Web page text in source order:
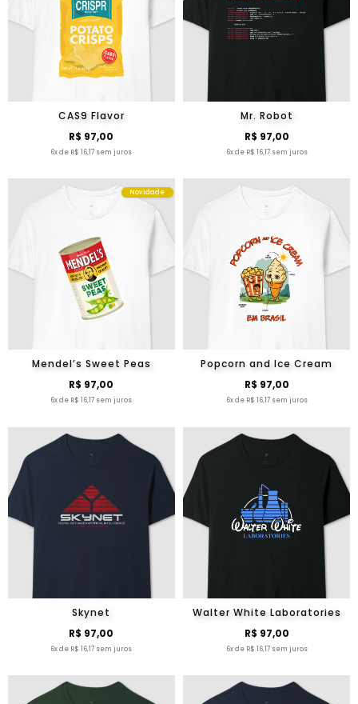
CAS9 Flavor
R$ 97,00
6x de R$ 16,17 sem juros
Mr. Robot
R$ 97,00
6x de R$ 16,17 sem juros
Novidade
Mendel’s Sweet Peas
R$ 97,00
6x de R$ 16,17 sem juros
Popcorn and Ice Cream
R$ 97,00
6x de R$ 16,17 sem juros
Skynet
R$ 97,00
6x de R$ 16,17 sem juros
Walter White Laboratories
R$ 97,00
6x de R$ 16,17 sem juros